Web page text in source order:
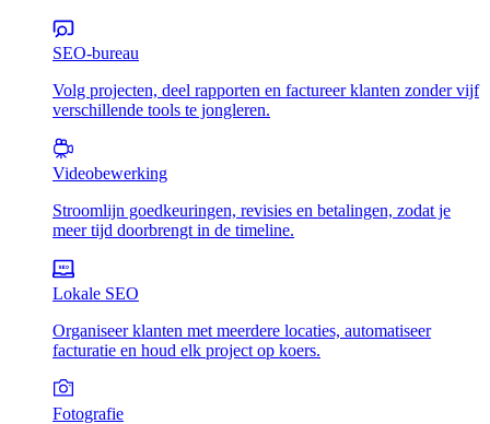
SEO-bureau
Volg projecten, deel rapporten en factureer klanten zonder vijf
verschillende tools te jongleren.
Videobewerking
Stroomlijn goedkeuringen, revisies en betalingen, zodat je
meer tijd doorbrengt in de timeline.
Lokale SEO
Organiseer klanten met meerdere locaties, automatiseer
facturatie en houd elk project op koers.
Fotografie